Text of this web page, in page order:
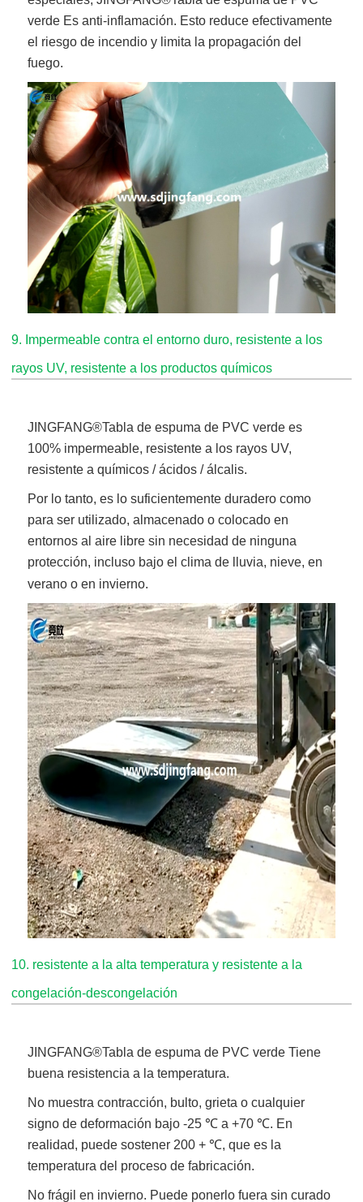
verde Es anti-inflamación. Esto reduce efectivamente
el riesgo de incendio y limita la propagación del
fuego.
9. Impermeable contra el entorno duro, resistente a los
rayos UV, resistente a los productos químicos
JINGFANG®Tabla de espuma de PVC verde es
100% impermeable, resistente a los rayos UV,
resistente a químicos / ácidos / álcalis.
Por lo tanto, es lo suficientemente duradero como
para ser utilizado, almacenado o colocado en
entornos al aire libre sin necesidad de ninguna
protección, incluso bajo el clima de lluvia, nieve, en
verano o en invierno.
10. resistente a la alta temperatura y resistente a la
congelación-descongelación
JINGFANG®Tabla de espuma de PVC verde Tiene
buena resistencia a la temperatura.
No muestra contracción, bulto, grieta o cualquier
signo de deformación bajo -25 ℃ a +70 ℃. En
realidad, puede sostener 200 + ℃, que es la
temperatura del proceso de fabricación.
No frágil en invierno. Puede ponerlo fuera sin curado